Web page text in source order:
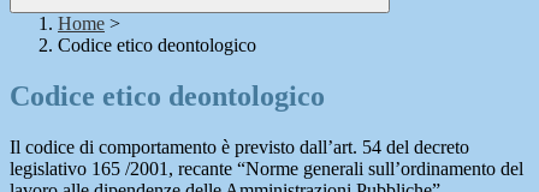
Home >
Codice etico deontologico
Codice etico deontologico
Il codice di comportamento è previsto dall’art. 54 del decreto
legislativo 165 /2001, recante “Norme generali sull’ordinamento del